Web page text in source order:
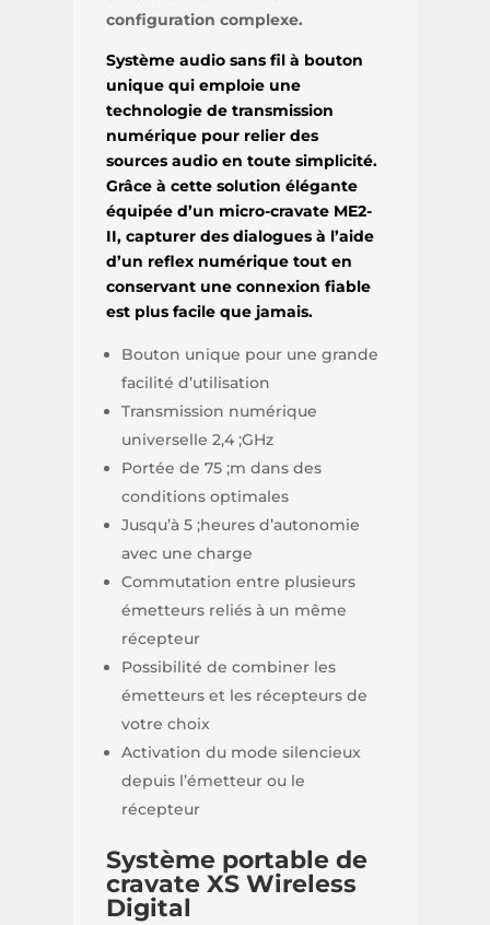
configuration complexe.
Système audio sans fil à bouton
unique qui emploie une
technologie de transmission
numérique pour relier des
sources audio en toute simplicité.
Grâce à cette solution élégante
équipée d’un micro-cravate ME2-
II, capturer des dialogues à l’aide
d’un reflex numérique tout en
conservant une connexion fiable
est plus facile que jamais.
Bouton unique pour une grande
facilité d’utilisation
Transmission numérique
universelle 2,4 ;GHz
Portée de 75 ;m dans des
conditions optimales
Jusqu’à 5 ;heures d’autonomie
avec une charge
Commutation entre plusieurs
émetteurs reliés à un même
récepteur
Possibilité de combiner les
émetteurs et les récepteurs de
votre choix
Activation du mode silencieux
depuis l’émetteur ou le
récepteur
Système portable de
cravate XS Wireless
Digital